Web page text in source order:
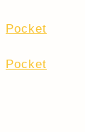
Pocket
Pocket